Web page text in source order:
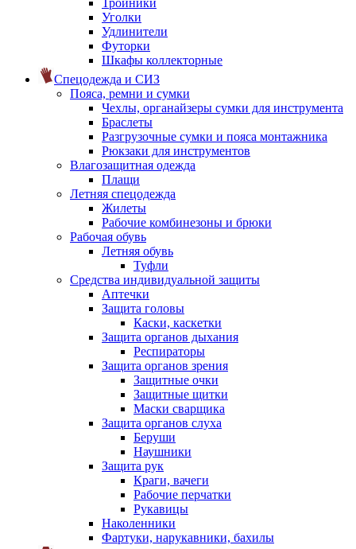
Тройники
Уголки
Удлинители
Футорки
Шкафы коллекторные
Спецодежда и СИЗ
Пояса, ремни и сумки
Чехлы, органайзеры сумки для инструмента
Браслеты
Разгрузочные сумки и пояса монтажника
Рюкзаки для инструментов
Влагозащитная одежда
Плащи
Летняя спецодежда
Жилеты
Рабочие комбинезоны и брюки
Рабочая обувь
Летняя обувь
Туфли
Средства индивидуальной защиты
Аптечки
Защита головы
Каски, каскетки
Защита органов дыхания
Респираторы
Защита органов зрения
Защитные очки
Защитные щитки
Маски сварщика
Защита органов слуха
Беруши
Наушники
Защита рук
Краги, вачеги
Рабочие перчатки
Рукавицы
Наколенники
Фартуки, нарукавники, бахилы